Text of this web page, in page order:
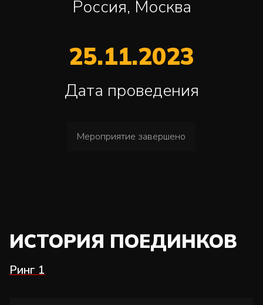
Россия, Москва
25.11.2023
Дата проведения
Мероприятие завершено
ИСТОРИЯ ПОЕДИНКОВ
Ринг 1